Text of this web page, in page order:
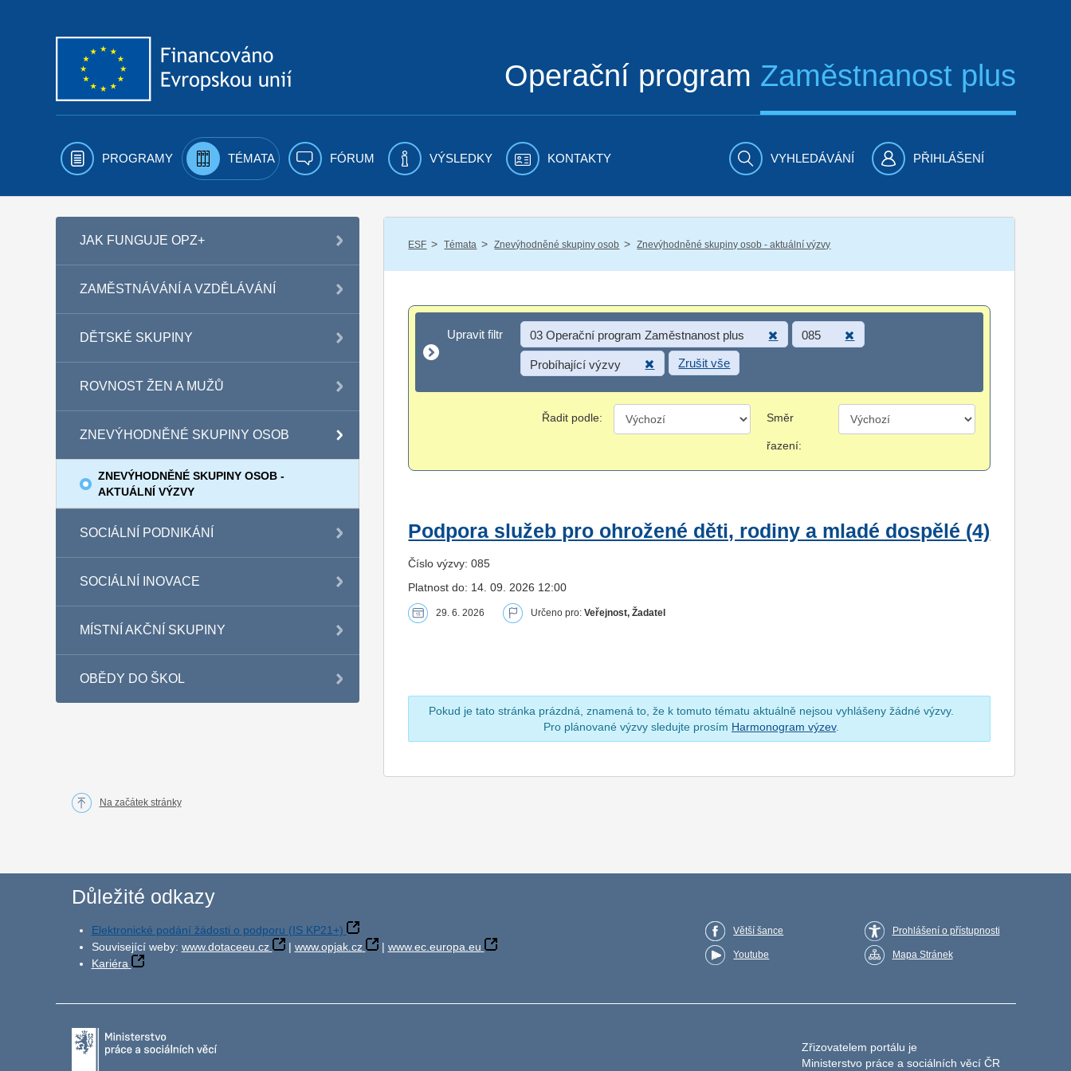
Operační program Zaměstnanost plus
PROGRAMY TÉMATA FÓRUM VÝSLEDKY KONTAKTY VYHLEDÁVÁNÍ PŘIHLÁŠENÍ
JAK FUNGUJE OPZ+
ZAMĚSTNÁVÁNÍ A VZDĚLÁVÁNÍ
DĚTSKÉ SKUPINY
ROVNOST ŽEN A MUŽŮ
ZNEVÝHODNĚNÉ SKUPINY OSOB
ZNEVÝHODNĚNÉ SKUPINY OSOB -
AKTUÁLNÍ VÝZVY
SOCIÁLNÍ PODNIKÁNÍ
SOCIÁLNÍ INOVACE
MÍSTNÍ AKČNÍ SKUPINY
OBĚDY DO ŠKOL
ESF / Témata / Znevýhodněné skupiny osob / Znevýhodněné skupiny osob - aktuální výzvy
Upravit filtr
Upravit filtr 03 Operační program Zaměstnanost plus 085
Probíhající výzvy Zrušit vše
Řadit podle: Směr
řazení:
Podpora služeb pro ohrožené děti, rodiny a mladé dospělé (4)
Číslo výzvy: 085
Platnost do: 14. 09. 2026 12:00
29. 6. 2026 Určeno pro:Veřejnost, Žadatel
Pokud je tato stránka prázdná, znamená to, že k tomuto tématu aktuálně nejsou vyhlášeny žádné výzvy.
Pro plánované výzvy sledujte prosím Harmonogram výzev.
Na začátek stránky
Důležité odkazy
Elektronické podání žádosti o podporu (IS KP21+)
Související weby: www.dotaceeu.cz | www.opjak.cz | www.ec.europa.eu
Kariéra
Větší šance
Youtube
Prohlášení o přístupnosti
Mapa Stránek
Zřizovatelem portálu je
Ministerstvo práce a sociálních věcí ČR